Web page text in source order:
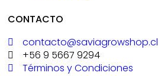
CONTACTO
contacto@saviagrowshop.cl
+56 9 5667 9294
Términos y Condiciones